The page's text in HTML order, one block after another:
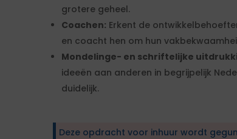
grotere geheel.
Coachen: Erkent de
en coacht hen om hun
Mondelinge- en schriftelijke
ideeën aan anderen in begrijpelijk
duidelijk.
Deze opdracht voor inhuur wordt